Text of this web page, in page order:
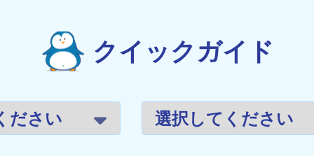
クイックガイド